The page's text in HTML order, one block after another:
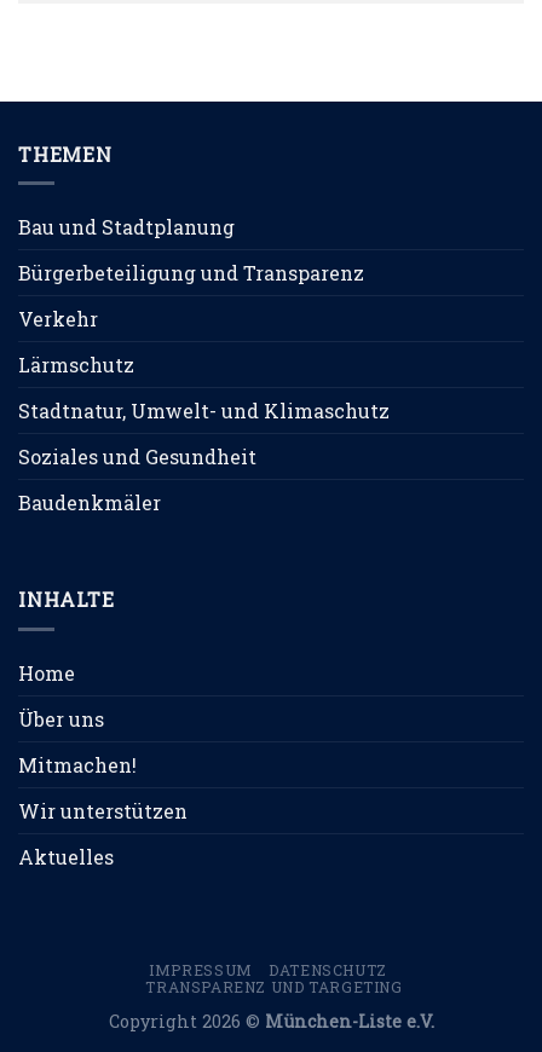
THEMEN
Bau und Stadtplanung
Bürgerbeteiligung und Transparenz
Verkehr
Lärmschutz
Stadtnatur, Umwelt- und Klimaschutz
Soziales und Gesundheit
Baudenkmäler
INHALTE
Home
Über uns
Mitmachen!
Wir unterstützen
Aktuelles
IMPRESSUM
DATENSCHUTZ
TRANSPARENZ UND TARGETING
Copyright 2026 © München-Liste e.V.